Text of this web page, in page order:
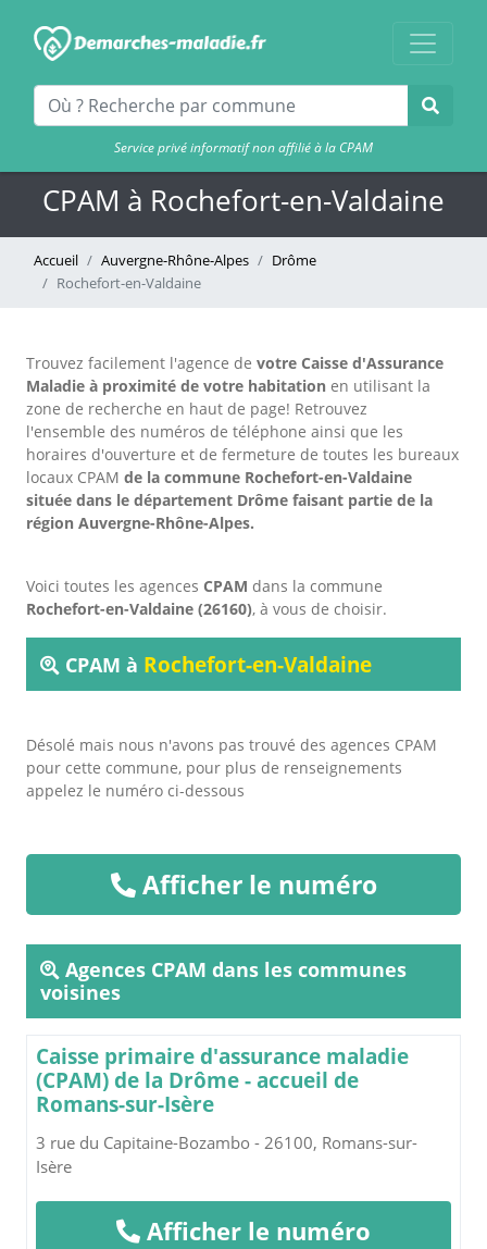
Service privé informatif non affilié à la CPAM
CPAM à Rochefort-en-Valdaine
Accueil Auvergne-Rhône-Alpes
Drôme
Rochefort-en-Valdaine
Trouvez facilement l'agence de votre Caisse d'Assurance
Maladie à proximité de votre habitation en utilisant la
zone de recherche en haut de page! Retrouvez
l'ensemble des numéros de téléphone ainsi que les
horaires d'ouverture et de fermeture de toutes les bureaux
locaux CPAM de la commune Rochefort-en-Valdaine
située dans le département Drôme faisant partie de la
région Auvergne-Rhône-Alpes.
Voici toutes les agences CPAM dans la commune
Rochefort-en-Valdaine (26160), à vous de choisir.
CPAM à Rochefort-en-Valdaine
Désolé mais nous n'avons pas trouvé des agences CPAM
pour cette commune, pour plus de renseignements
appelez le numéro ci-dessous
Afficher le numéro
Agences CPAM dans les communes
voisines
Caisse primaire d'assurance maladie
(CPAM) de la Drôme - accueil de
Romans-sur-Isère
3 rue du Capitaine-Bozambo - 26100, Romans-sur-
Isère
Afficher le numéro